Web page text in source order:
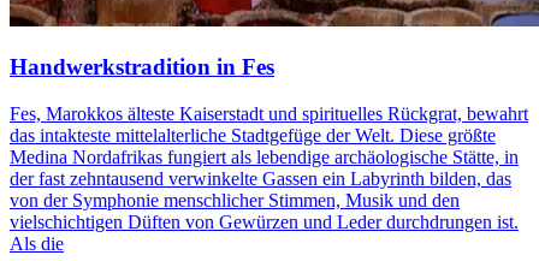
Handwerkstradition in Fes
Fes, Marokkos älteste Kaiserstadt und spirituelles Rückgrat, bewahrt
das intakteste mittelalterliche Stadtgefüge der Welt. Diese größte
Medina Nordafrikas fungiert als lebendige archäologische Stätte, in
der fast zehntausend verwinkelte Gassen ein Labyrinth bilden, das
von der Symphonie menschlicher Stimmen, Musik und den
vielschichtigen Düften von Gewürzen und Leder durchdrungen ist.
Als die